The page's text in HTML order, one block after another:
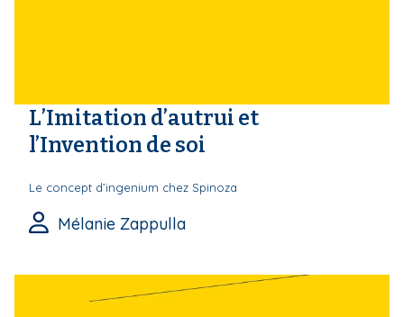
L’Imitation d’autrui et
l’Invention de soi
Le concept d’ingenium chez Spinoza
Mélanie Zappulla